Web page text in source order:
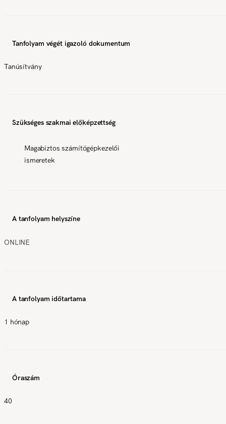
Tanfolyam végét igazoló dokumentum
Tanúsítvány
Szükséges szakmai előképzettség
Magabiztos számítógépkezelői
ismeretek
A tanfolyam helyszíne
ONLINE
A tanfolyam időtartama
1 hónap
Óraszám
40